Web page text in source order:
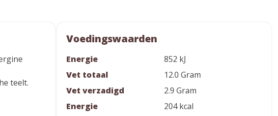
teelt.
Voedingswaarden
Energie
852 kJ
Vet totaal
12.0 Gram
Vet verzadigd
2.9 Gram
Energie
204 kcal